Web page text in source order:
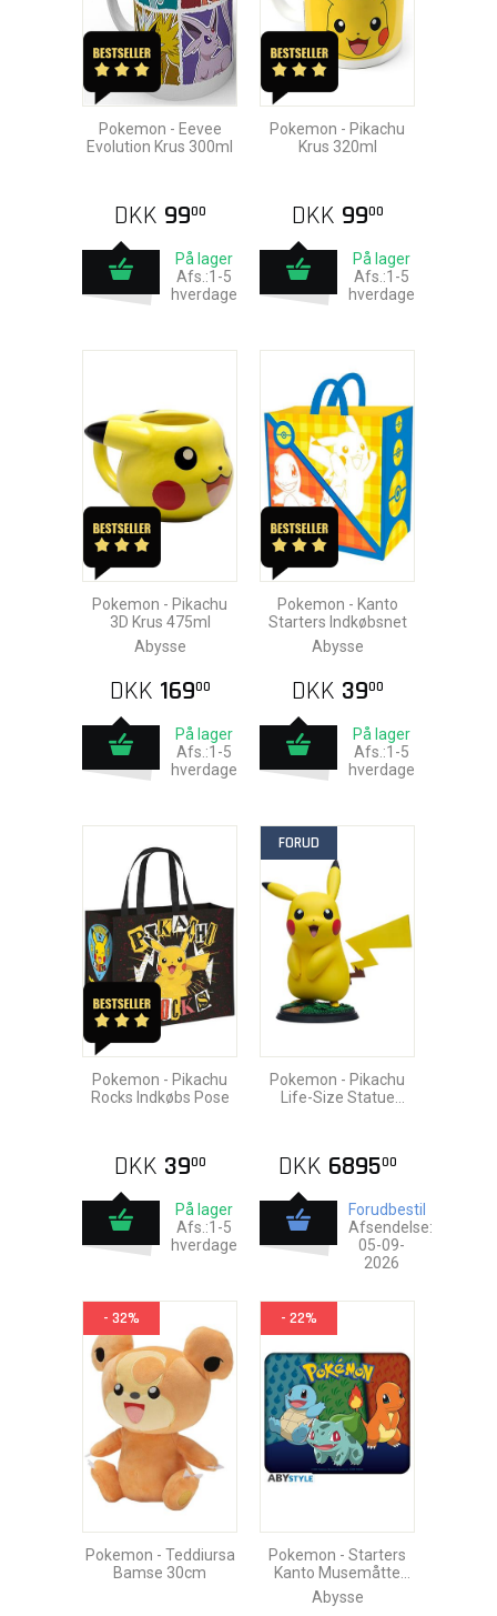
Pokemon - Eevee
Evolution Krus 300ml
DKK 9900
På lager
Afs.:1-5
hverdage
Pokemon - Pikachu
Krus 320ml
DKK 9900
På lager
Afs.:1-5
hverdage
Pokemon - Pikachu
3D Krus 475ml
Abysse
DKK 16900
På lager
Afs.:1-5
hverdage
Pokemon - Kanto
Starters Indkøbsnet
Abysse
DKK 3900
På lager
Afs.:1-5
hverdage
Pokemon - Pikachu
Rocks Indkøbs Pose
DKK 3900
På lager
Afs.:1-5
hverdage
FORUD
Pokemon - Pikachu
Life-Size Statue
DKK 689500
Forudbestil
Afsendelse:
05-09-
2026
- 32%
Pokemon - Teddiursa
Bamse 30cm
- 22%
Pokemon - Starters
Kanto Musemåtte
23x19cm
Abysse